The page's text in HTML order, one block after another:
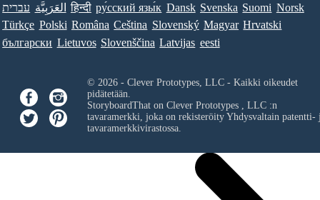
עברית العَرَبِيَّة हिन्दी ру́сский язы́к Dansk Svenska Suomi Norsk
Türkçe Polski Româna Ceština Slovenský Magyar Hrvatski
български Lietuvos Slovenščina Latvijas eesti
© 2026 - Clever Prototypes, LLC - Kaikki oikeudet
pidätetään.
StoryboardThat on Clever Prototypes , LLC:n
tavaramerkki, joka on rekisteröity Yhdysvaltain patentti-
tavaramerkkivirastossa.